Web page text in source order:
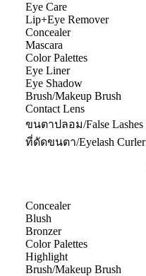
Eye Care
Lip+Eye Remover
Concealer
Mascara
Color Palettes
Eye Liner
Eye Shadow
Brush/Makeup Brush
Contact Lens
ขนตาปลอม/False Lashes
ที่ดัดขนตา/Eyelash Curler
Concealer
Blush
Bronzer
Color Palettes
Highlight
Brush/Makeup Brush